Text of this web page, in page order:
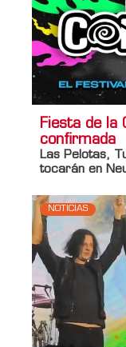
Fiesta de la
confirmada
Las Pelotas,
tocarán en
NOTICIAS